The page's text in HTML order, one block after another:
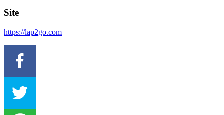
Site
https://lap2go.com